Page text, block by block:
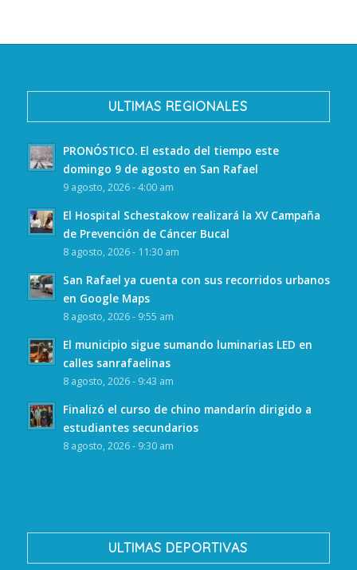
ULTIMAS REGIONALES
PRONÓSTICO. El estado del tiempo este
domingo 9 de agosto en San Rafael
9 agosto, 2026 - 4:00 am
El Hospital Schestakow realizará la XV Campaña
de Prevención de Cáncer Bucal
8 agosto, 2026 - 11:30 am
San Rafael ya cuenta con sus recorridos urbanos
en Google Maps
8 agosto, 2026 - 9:55 am
El municipio sigue sumando luminarias LED en
calles sanrafaelinas
8 agosto, 2026 - 9:43 am
Finalizó el curso de chino mandarín dirigido a
estudiantes secundarios
8 agosto, 2026 - 9:30 am
ULTIMAS DEPORTIVAS